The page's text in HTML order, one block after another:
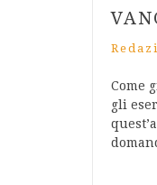
Come
gli